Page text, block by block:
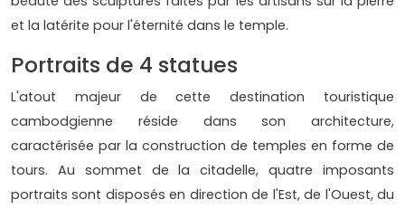
et la latérite pour l'éternité dans le temple.
Portraits de 4 statues
L'atout majeur de cette destination touristique
cambodgienne réside dans son architecture,
caractérisée par la construction de temples en forme de
tours. Au sommet de la citadelle, quatre imposants
portraits sont disposés en direction de l'Est, de l'Ouest, du